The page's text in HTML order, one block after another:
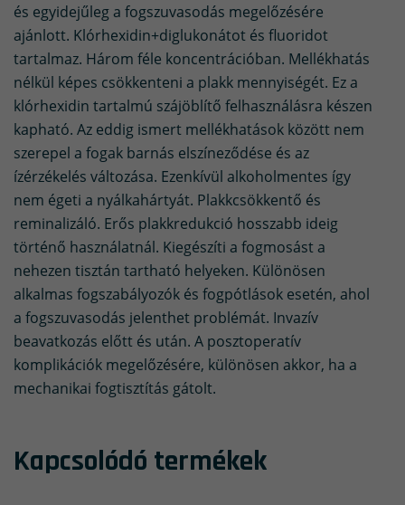
és egyidejűleg a fogszuvasodás megelőzésére
ajánlott. Klórhexidin+diglukonátot és fluoridot
tartalmaz. Három féle koncentrációban. Mellékhatás
nélkül képes csökkenteni a plakk mennyiségét. Ez a
klórhexidin tartalmú szájöblítő felhasználásra készen
kapható. Az eddig ismert mellékhatások között nem
szerepel a fogak barnás elszíneződése és az
ízérzékelés változása. Ezenkívül alkoholmentes így
nem égeti a nyálkahártyát. Plakkcsökkentő és
reminalizáló. Erős plakkredukció hosszabb ideig
történő használatnál. Kiegészíti a fogmosást a
nehezen tisztán tartható helyeken. Különösen
alkalmas fogszabályozók és fogpótlások esetén, ahol
a fogszuvasodás jelenthet problémát. Invazív
beavatkozás előtt és után. A posztoperatív
komplikációk megelőzésére, különösen akkor, ha a
mechanikai fogtisztítás gátolt.
Kapcsolódó termékek